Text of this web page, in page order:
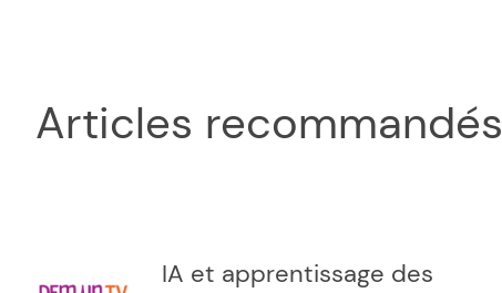
Articles recommandés
IA et apprentissage des